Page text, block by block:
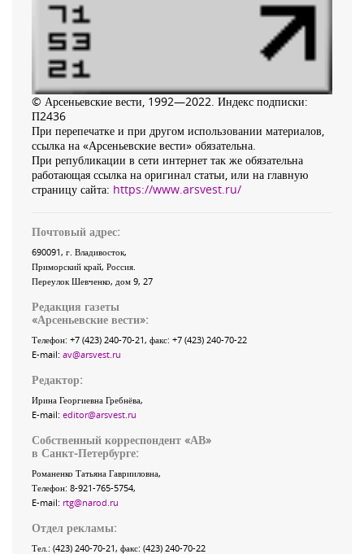
© Арсеньевские вести, 1992—2022. Индекс подписки:
П2436
При перепечатке и при другом использовании материалов,
ссылка на «Арсеньевские вести» обязательна.
При републикации в сети интернет так же обязательна
работающая ссылка на оригинал статьи, или на главную
страницу сайта: https://www.arsvest.ru/
Почтовый адрес:
690091, г. Владивосток,
Приморский край, Россия.
Переулок Шевченко, дом 9, 27
Редакция газеты
«Арсеньевские вести»:
Телефон: +7 (423) 240-70-21, факс: +7 (423) 240-70-22
E-mail: av@arsvest.ru
Редактор:
Ирина Георгиевна Гребнёва,
E-mail: editor@arsvest.ru
Собственный корреспондент «АВ»
в Санкт-Петербурге:
Романенко Татьяна Гаврииловна,
Телефон: 8-921-765-5754,
E-mail: rtg@narod.ru
Отдел рекламы:
Тел.: (423) 240-70-21, факс: (423) 240-70-22